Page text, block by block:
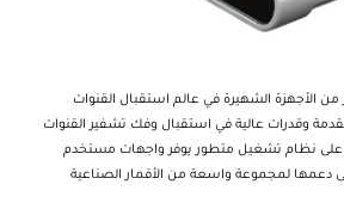
الأجهزة الشهيرة في عالم استقبال القنوات
وقدرات عالية في استقبال وفك تشفير القنوات
على نظام تشغيل متطور يوفر واجهات مستخدم
دعمها لمجموعة واسعة من الأقمار الصناعية